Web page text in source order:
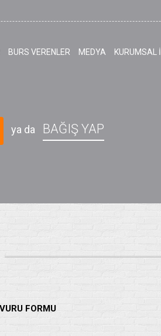
BURS VERENLER MEDYA KURUMSAL
ya da BAĞIŞ YAP
FORMU